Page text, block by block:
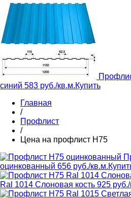
синий 583 руб./кв.м.Купить
Главная
/
Профлист
/
Цена на профлист Н75
оцинкованный 656 руб./кв.м.
Ral 1014 Слоновая кость 925